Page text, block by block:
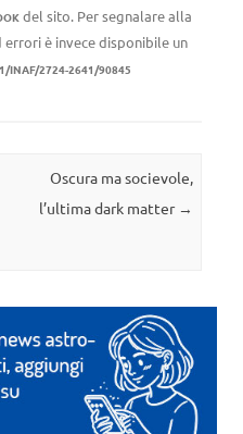
del sito. Per segnalare alla
è invece disponibile un
INAF/2724-2641/90845
Oscura ma socievole,
l’ultima dark matter →